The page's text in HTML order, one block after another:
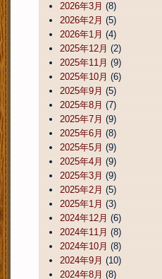
2026年3月 (8)
2026年2月 (5)
2026年1月 (4)
2025年12月 (2)
2025年11月 (9)
2025年10月 (6)
2025年9月 (5)
2025年8月 (7)
2025年7月 (9)
2025年6月 (8)
2025年5月 (9)
2025年4月 (9)
2025年3月 (9)
2025年2月 (5)
2025年1月 (3)
2024年12月 (6)
2024年11月 (8)
2024年10月 (8)
2024年9月 (10)
2024年8月 (8)